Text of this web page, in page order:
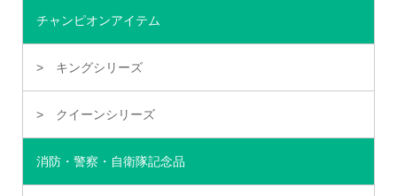
チャンピオンアイテム
キングシリーズ
クイーンシリーズ
消防・警察・自衛隊記念品